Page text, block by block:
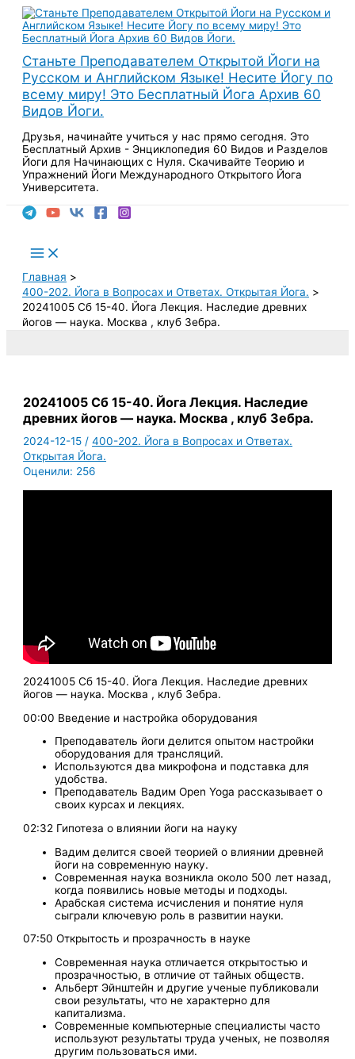
Перейти
содержимому
Станьте Преподавателем Открытой Йоги на
Русском и Английском Языке! Несите Йогу по
всему миру! Это Бесплатный Йога Архив 60
Видов Йоги.
Друзья, начинайте учиться у нас прямо сегодня. Это
Бесплатный Архив - Энциклопедия 60 Видов и Разделов
Йоги для Начинающих с Нуля. Скачивайте Теорию и
Упражнений Йоги Международного Открытого Йога
Университета.
Main
Menu
Главная
400-202. Йога в Вопросах и Ответах. Открытая Йога.
20241005 Cб 15-40. Йога Лекция. Наследие древних
йогов — наука. Москва , клуб Зебра.
20241005 Cб 15-40. Йога Лекция. Наследие
древних йогов — наука. Москва , клуб Зебра.
2024-12-15/400-202. Йога в Вопросах и Ответах.
Открытая Йога.
Оценили: 256
20241005 Cб 15-40. Йога Лекция. Наследие древних
йогов — наука. Москва , клуб Зебра.
00:00 Введение и настройка оборудования
Преподаватель йоги делится опытом настройки
оборудования для трансляций.
Используются два микрофона и подставка для
удобства.
Преподаватель Вадим Open Yoga рассказывает о
своих курсах и лекциях.
02:32 Гипотеза о влиянии йоги на науку
Вадим делится своей теорией о влиянии древней
йоги на современную науку.
Современная наука возникла около 500 лет назад,
когда появились новые методы и подходы.
Арабская система исчисления и понятие нуля
сыграли ключевую роль в развитии науки.
07:50 Открытость и прозрачность в науке
Современная наука отличается открытостью и
прозрачностью, в отличие от тайных обществ.
Альберт Эйнштейн и другие ученые публиковали
свои результаты, что не характерно для
капитализма.
Современные компьютерные специалисты часто
используют результаты труда ученых, не позволяя
другим пользоваться ими.